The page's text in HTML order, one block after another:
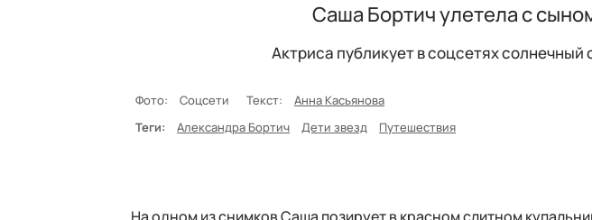
Саша Бортич улетела с
Актриса публикует в соцсетях солнечный
Фото: Соцсети Текст: Анна Касьянова
Теги:
Александра Бортич Дети звезд Путешествия